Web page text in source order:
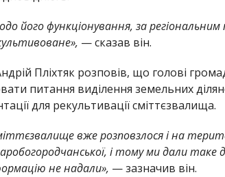
його функціонування, за
— сказав він.
Пліхтяк розповів, що голові
питання виділення земельних
для рекультивації сміттєзвалища.
вже розповзлося і на
і тому ми дали таке
не надали», — зазначив він.